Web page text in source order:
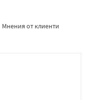
Мнения от клиенти